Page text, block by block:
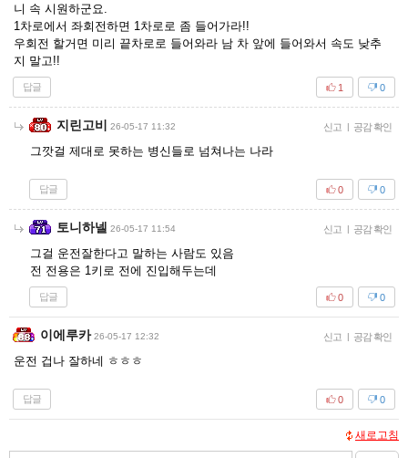
니 속 시원하군요.
1차로에서 좌회전하면 1차로로 좀 들어가라!!
우회전 할거면 미리 끝차로로 들어와라 남 차 앞에 들어와서 속도 낮추
지 말고!!
답글 0
1
지린고비 26-05-17 11:32 신고 | 공감 확인
그깟걸 제대로 못하는 병신들로 넘쳐나는 나라
답글 0
0
토니하넬 26-05-17 11:54 신고 | 공감 확인
그걸 운전잘한다고 말하는 사람도 있음
전 전용은 1키로 전에 진입해두는데
답글 0
0
이에루카 26-05-17 12:32 신고 | 공감 확인
운전 겁나 잘하네 ㅎㅎㅎ
답글 0
0
새로고침